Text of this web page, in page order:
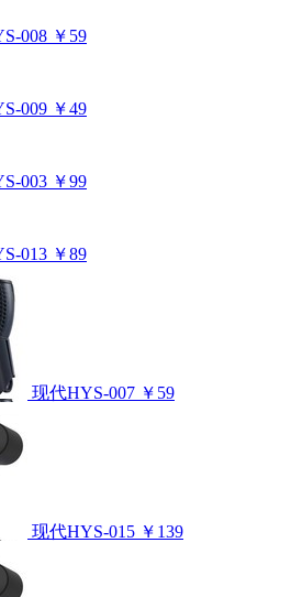
008 ￥59
009 ￥49
003 ￥99
013 ￥89
现代HYS-007 ￥59
现代HYS-015 ￥139